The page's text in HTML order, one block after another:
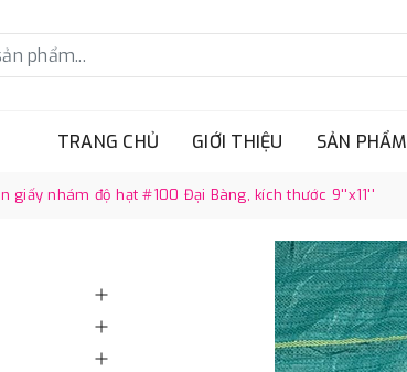
TRANG CHỦ GIỚI THIỆU SẢN PHẨM
giấy nhám độ hạt #100 Đại Bàng, kích thước 9''x11''